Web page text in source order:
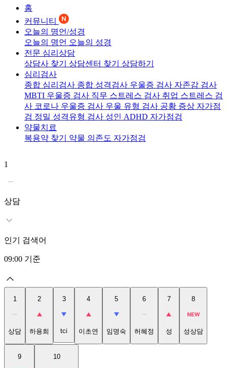
홈
커뮤니티
오늘의 명언/성경
오늘의 명언 오늘의 성경
전문 심리상담
상담사 찾기 상담센터 찾기 상담하기
심리검사
종합 심리검사 종합 성격검사 우울증 검사 자존감 검사
MBTI 우울증 검사 직무 스트레스 검사 취업 스트레스 검
사 코로나 우울증 검사 우울 유형 검사 공황 증상 자가점
검 정밀 성격유형 검사 성인 ADHD 자가점검
약물치료
복용약 찾기 약물 의존도 자가점검
1
상담
인기 검색어
09:00 기준
1
상담
2
하용희
3
tci
4
이초연
5
임명숙
6
허혜정
7
성
8
성상담
9 10